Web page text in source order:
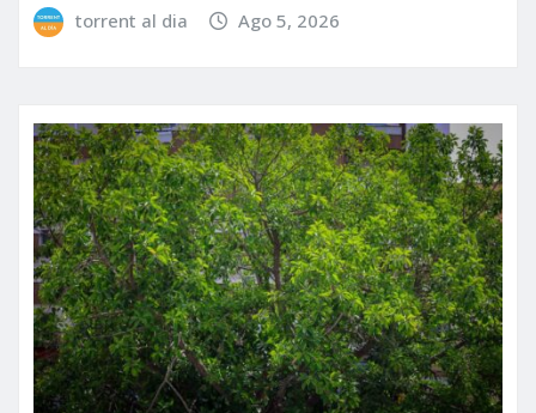
torrent al dia Ago 5, 2026